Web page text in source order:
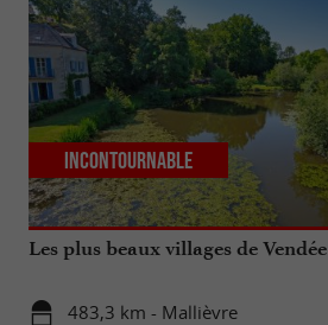
Les plus beaux villages de Vendée
483,3 km - Mallièvre
Incontournable